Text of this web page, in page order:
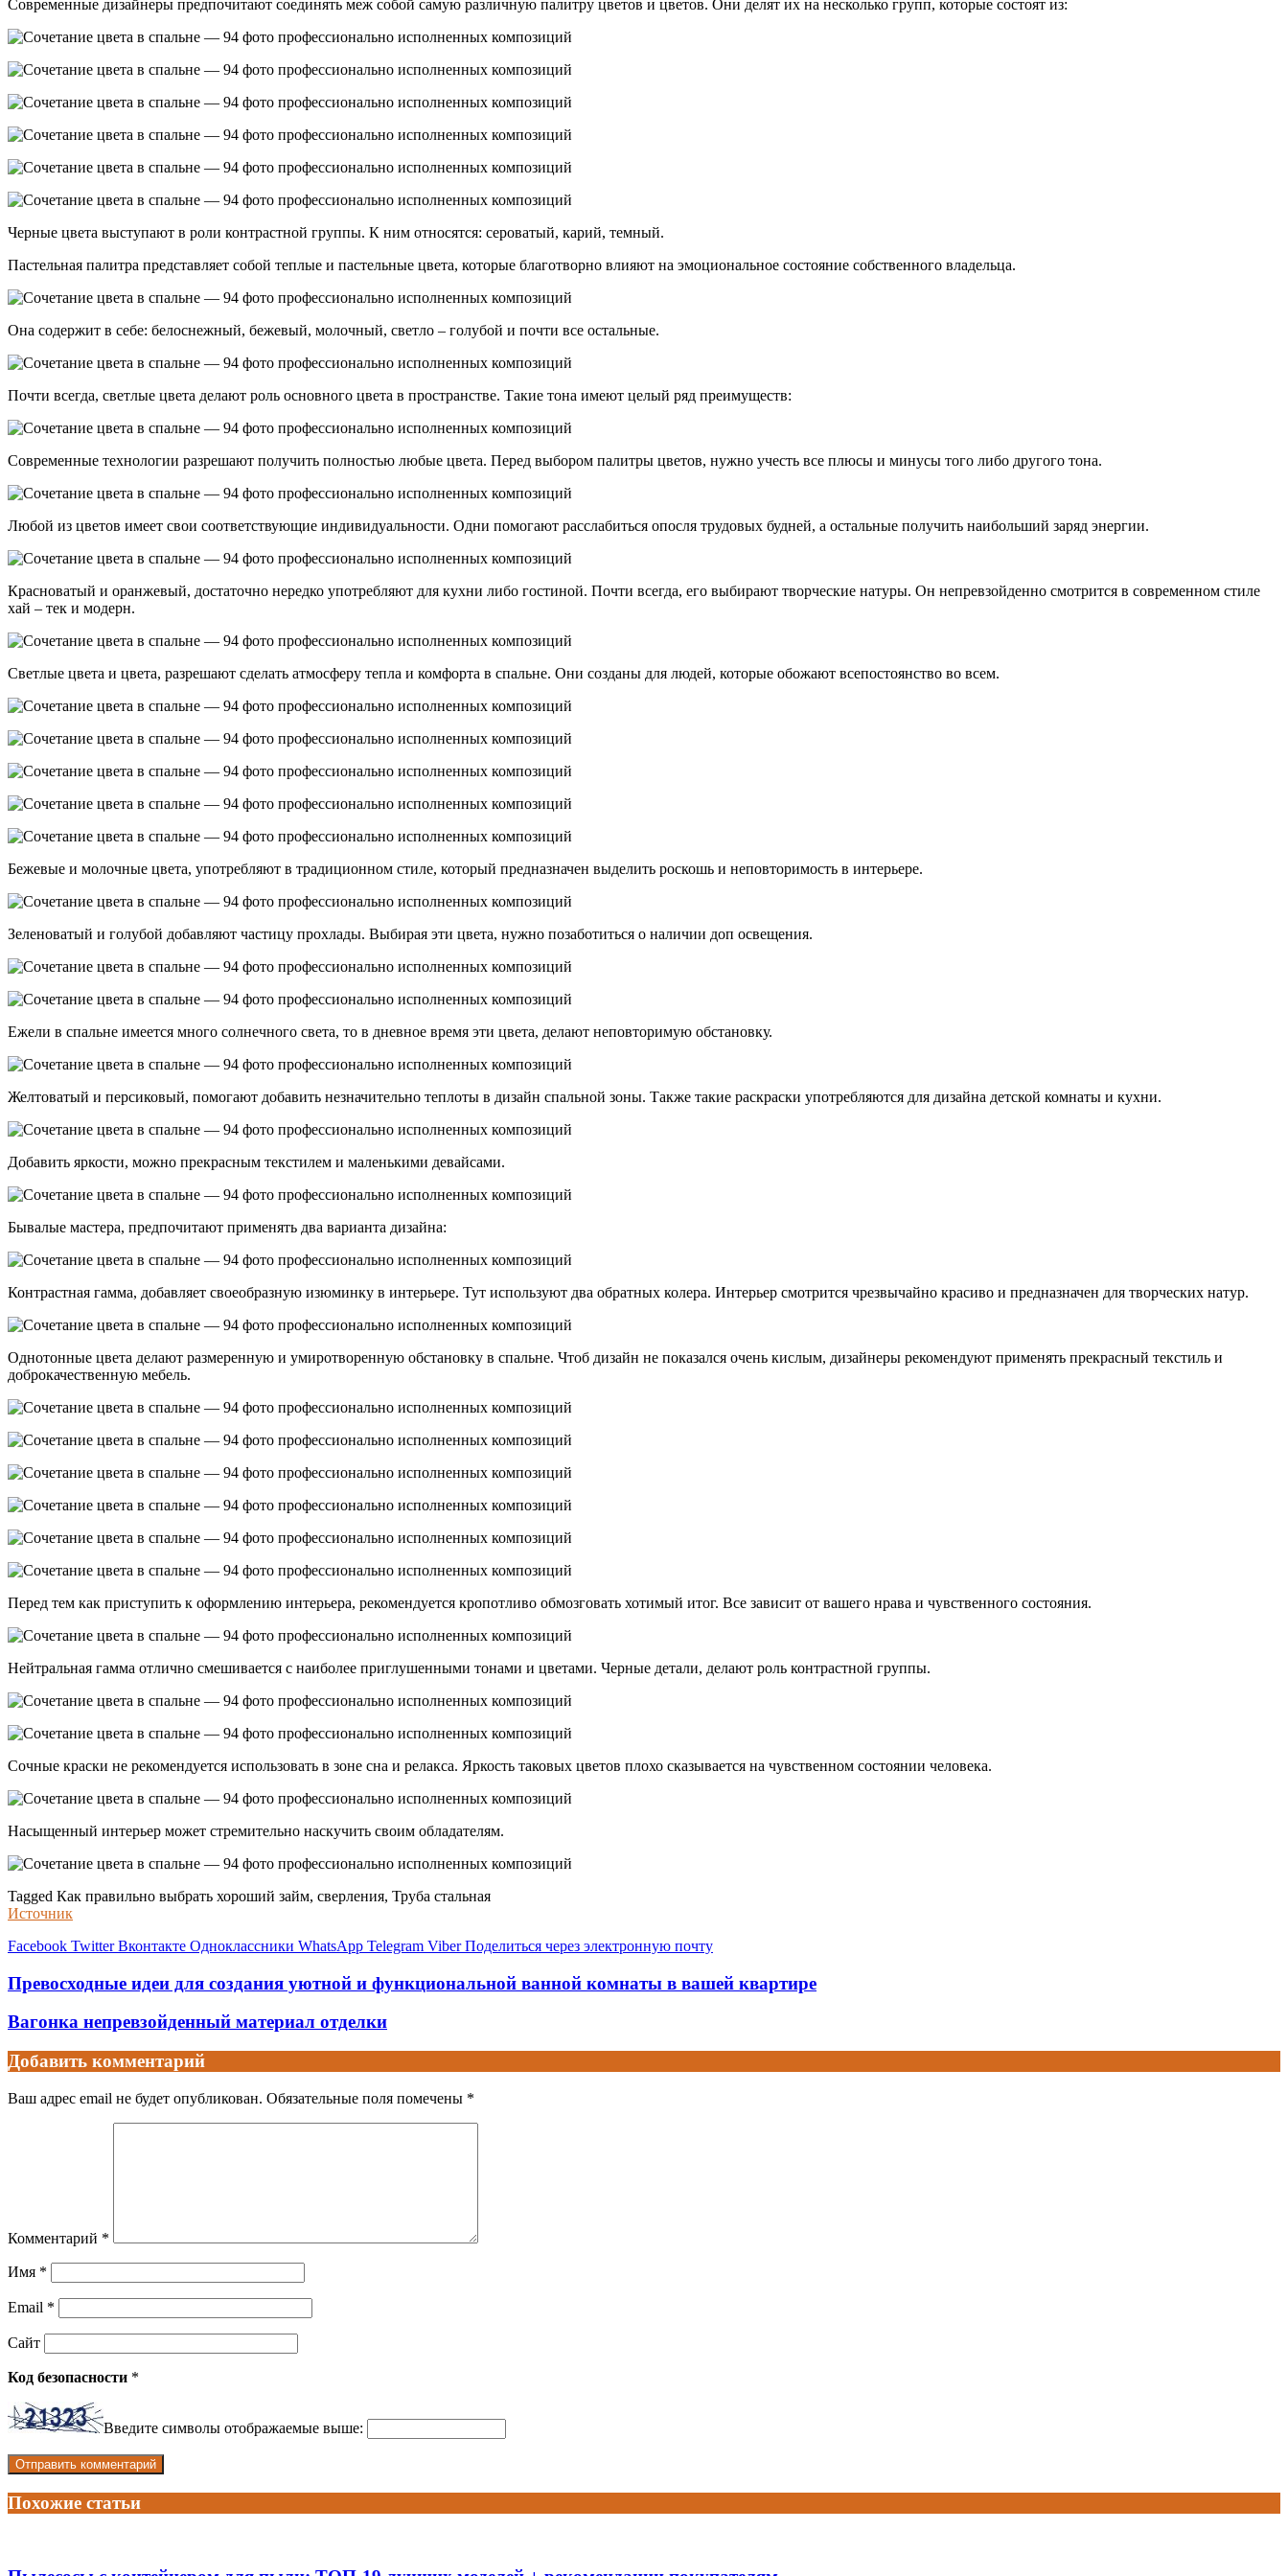
Современные дизайнеры предпочитают соединять меж собой самую различную палитру цветов и цветов. Они делят их на несколько групп, которые состоят из:
Черные цвета выступают в роли контрастной группы. К ним относятся: сероватый, карий, темный.
Пастельная палитра представляет собой теплые и пастельные цвета, которые благотворно влияют на эмоциональное состояние собственного владельца.
Она содержит в себе: белоснежный, бежевый, молочный, светло – голубой и почти все остальные.
Почти всегда, светлые цвета делают роль основного цвета в пространстве. Такие тона имеют целый ряд преимуществ:
Современные технологии разрешают получить полностью любые цвета. Перед выбором палитры цветов, нужно учесть все плюсы и минусы того либо другого тона.
Любой из цветов имеет свои соответствующие индивидуальности. Одни помогают расслабиться опосля трудовых будней, а остальные получить наибольший заряд энергии.
Красноватый и оранжевый, достаточно нередко употребляют для кухни либо гостиной. Почти всегда, его выбирают творческие натуры. Он непревзойденно смотрится в современном стиле
хай – тек и модерн.
Светлые цвета и цвета, разрешают сделать атмосферу тепла и комфорта в спальне. Они созданы для людей, которые обожают всепостоянство во всем.
Бежевые и молочные цвета, употребляют в традиционном стиле, который предназначен выделить роскошь и неповторимость в интерьере.
Зеленоватый и голубой добавляют частицу прохлады. Выбирая эти цвета, нужно позаботиться о наличии доп освещения.
Ежели в спальне имеется много солнечного света, то в дневное время эти цвета, делают неповторимую обстановку.
Желтоватый и персиковый, помогают добавить незначительно теплоты в дизайн спальной зоны. Также такие раскраски употребляются для дизайна детской комнаты и кухни.
Добавить яркости, можно прекрасным текстилем и маленькими девайсами.
Бывалые мастера, предпочитают применять два варианта дизайна:
Контрастная гамма, добавляет своеобразную изюминку в интерьере. Тут используют два обратных колера. Интерьер смотрится чрезвычайно красиво и предназначен для творческих натур.
Однотонные цвета делают размеренную и умиротворенную обстановку в спальне. Чтоб дизайн не показался очень кислым, дизайнеры рекомендуют применять прекрасный текстиль и
доброкачественную мебель.
Перед тем как приступить к оформлению интерьера, рекомендуется кропотливо обмозговать хотимый итог. Все зависит от вашего нрава и чувственного состояния.
Нейтральная гамма отлично смешивается с наиболее приглушенными тонами и цветами. Черные детали, делают роль контрастной группы.
Сочные краски не рекомендуется использовать в зоне сна и релакса. Яркость таковых цветов плохо сказывается на чувственном состоянии человека.
Насыщенный интерьер может стремительно наскучить своим обладателям.
Tagged Как правильно выбрать хороший займ, сверления, Труба стальная
Источник
Facebook Twitter Вконтакте Одноклассники WhatsApp Telegram Viber Поделиться через электронную почту
Превосходные идеи для создания уютной и функциональной ванной комнаты в вашей квартире
Вагонка непревзойденный материал отделки
Добавить комментарий
Ваш адрес email не будет опубликован. Обязательные поля помечены *
Комментарий *
Имя *
Email *
Сайт
Код безопасности *
Введите символы отображаемые выше:
Похожие статьи